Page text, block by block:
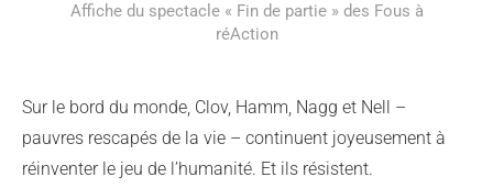
Affiche du spectacle « Fin de partie » des Fous à
réAction
Sur le bord du monde, Clov, Hamm, Nagg et Nell –
pauvres rescapés de la vie – continuent joyeusement à
réinventer le jeu de l’humanité. Et ils résistent.